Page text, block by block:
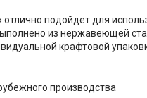
подойдет для
из нержавеющей
крафтовой
производства